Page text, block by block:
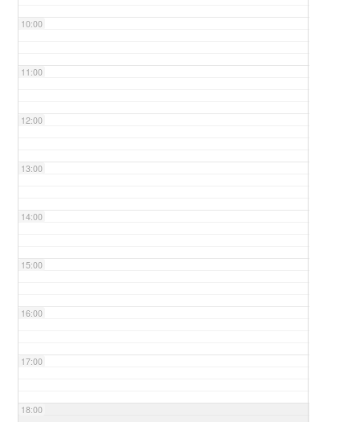
10:00
11:00
12:00
13:00
14:00
15:00
16:00
17:00
18:00